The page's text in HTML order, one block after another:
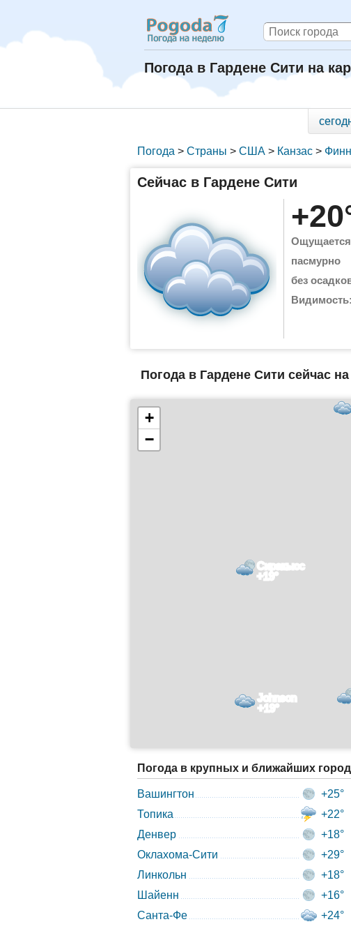
Погода в Гардене Сити на
Погода > Страны > США > Канзас >
Сейчас в Гардене Сити
пасмурно
без
Погода в Гардене Сити сейчас на
Сиракьюс
+19°
Johnson
+19°
+
−
Погода в крупных и ближайших
Вашингтон
+25°
Топика
+22°
Денвер
+18°
Оклахома-Сити
+29°
Линкольн
+18°
Шайенн
+16°
Санта-Фе
+24°